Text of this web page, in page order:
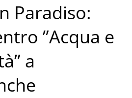
Paradiso:
”Acqua e
a